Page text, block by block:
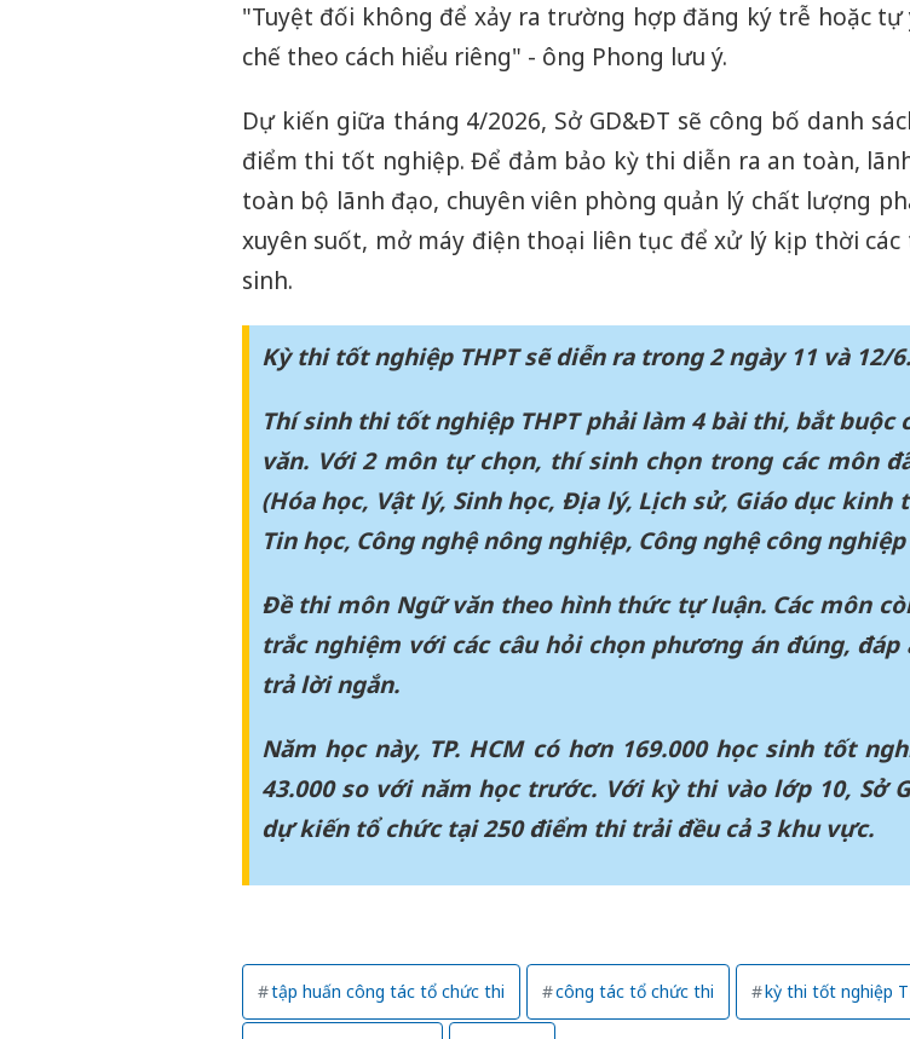
"Tuyệt đối không để xảy ra trường hợp đăng ký trễ hoặc tự
chế theo cách hiểu riêng" - ông Phong lưu ý.
Dự kiến giữa tháng 4/2026, Sở GD&ĐT sẽ công bố danh
điểm thi tốt nghiệp. Để đảm bảo kỳ thi diễn ra an toàn,
toàn bộ lãnh đạo, chuyên viên phòng quản lý chất lượng
xuyên suốt, mở máy điện thoại liên tục để xử lý kịp thời
sinh.
Kỳ thi tốt nghiệp THPT sẽ diễn ra trong 2 ngày 11 và 12/6.
Thí sinh thi tốt nghiệp THPT phải làm 4 bài thi, bắt buộc
văn. Với 2 môn tự chọn, thí sinh chọn trong các môn
(Hóa học, Vật lý, Sinh học, Địa lý, Lịch sử, Giáo dục kinh
Tin học, Công nghệ nông nghiệp, Công nghệ công
Đề thi môn Ngữ văn theo hình thức tự luận. Các môn
trắc nghiệm với các câu hỏi chọn phương án đúng, đáp
trả lời ngắn.
Năm học này, TP. HCM có hơn 169.000 học sinh tốt
43.000 so với năm học trước. Với kỳ thi vào lớp 10, Sở
dự kiến tổ chức tại 250 điểm thi trải đều cả 3 khu vực.
tập huấn công tác tổ chức thi công tác tổ chức thi kỳ thi tốt nghiệp